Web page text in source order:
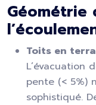
Toits en
L’évacuation
pente (< 5%)
sophistiqué.